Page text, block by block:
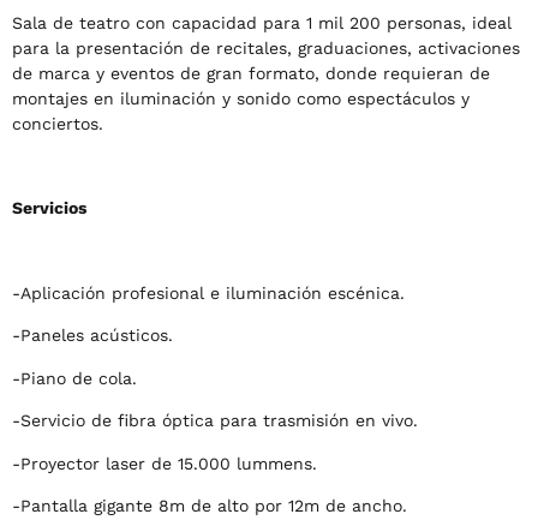
Sala de teatro con capacidad para 1 mil 200 personas, ideal
para la presentación de recitales, graduaciones, activaciones
de marca y eventos de gran formato, donde requieran de
montajes en iluminación y sonido como espectáculos y
conciertos.
Servicios
-Aplicación profesional e iluminación escénica.
-Paneles acústicos.
-Piano de cola.
-Servicio de fibra óptica para trasmisión en vivo.
-Proyector laser de 15.000 lummens.
-Pantalla gigante 8m de alto por 12m de ancho.